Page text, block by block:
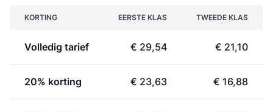
KORTING EERSTE KLAS TWEEDE KLAS
Volledig tarief € 29,54 € 21,10
20% korting € 23,63 € 16,88